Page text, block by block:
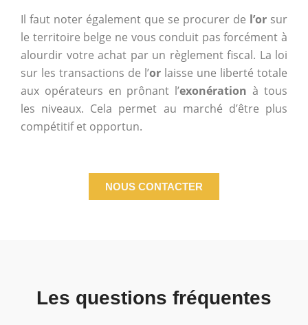
Il faut noter également que se procurer de l’or sur
le territoire belge ne vous conduit pas forcément à
alourdir votre achat par un règlement fiscal. La loi
sur les transactions de l’or laisse une liberté totale
aux opérateurs en prônant l’exonération à tous
les niveaux. Cela permet au marché d’être plus
compétitif et opportun.
NOUS CONTACTER
Les questions fréquentes